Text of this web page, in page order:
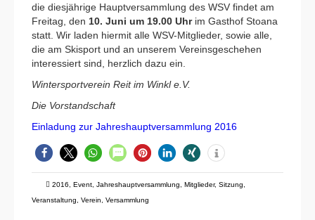
die diesjährige Hauptversammlung des WSV findet am
Freitag, den 10. Juni um 19.00 Uhr im Gasthof Stoana
statt. Wir laden hiermit alle WSV-Mitglieder, sowie alle,
die am Skisport und an unserem Vereinsgeschehen
interessiert sind, herzlich dazu ein.
Wintersportverein Reit im Winkl e.V.
Die Vorstandschaft
Einladung zur Jahreshauptversammlung 2016
2016 Event Jahreshauptversammlung Mitglieder, Sitzung
Veranstaltung
Verein Versammlung